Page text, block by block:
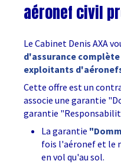
aéronef civil
Le Cabinet Denis AXA
d'assurance complète
exploitants
Cette offre est un
associe une garantie
garantie
La garantie
fois l'aéronef et le
en vol qu'au sol.